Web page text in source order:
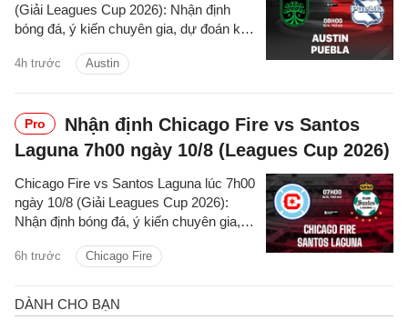
4h trước Austin
(Giải Leagues Cup 2026): Nhận định
bóng đá, ý kiến chuyên gia, dự đoán kết
Pro
Nhận định Chicago Fire vs Santos
Laguna 7h00 ngày 10/8 (Leagues Cup 2026)
6h trước Chicago Fire
Chicago Fire vs Santos Laguna lúc 7h00
ngày 10/8 (Giải Leagues Cup 2026):
Nhận định bóng đá, ý kiến chuyên gia,
trận đấu.